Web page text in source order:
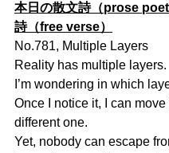
本日の散文詩（prose
詩（free verse）
No.781, Multiple Layers
Reality has multiple layers.
I’m wondering in which
Once I notice it, I can move
different one.
Yet, nobody can escape